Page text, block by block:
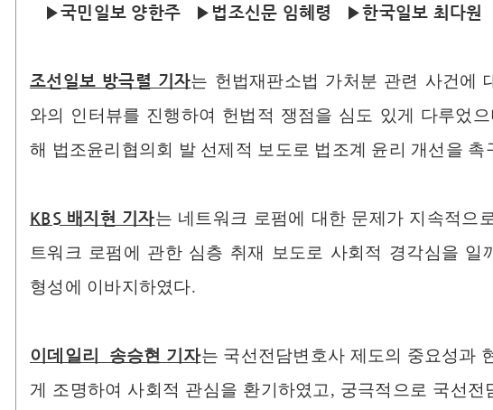
▶국민일보 양한주 ▶법조신문 임혜령 ▶한국일보 최다원
조선일보 방극렬 기자는 헌법재판소법 가처분 관련 사건에
와의 인터뷰를 진행하여 헌법적 쟁점을 심도 있게 다루었
해 법조윤리협의회 발 선제적 보도로 법조계 윤리 개선을 촉
KBS 배지현 기자는 네트워크 로펌에 대한 문제가 지속적으
트워크 로펌에 관한 심층 취재 보도로 사회적 경각심을 일
형성에 이바지하였다.
이데일리 송승현 기자는 국선전담변호사 제도의 중요성과
게 조명하여 사회적 관심을 환기하였고, 궁극적으로 국선전